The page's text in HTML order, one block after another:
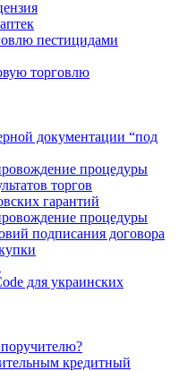
пестицидами
торговлю
документации “под
процедуры
торгов
гарантий
процедуры
подписания договора
для украинских
кредитный